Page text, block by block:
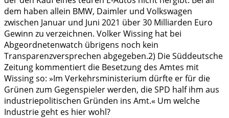
dem haben allein BMW, Daimler und Volkswagen
zwischen Januar und Juni 2021 über 30 Milliarden Euro
Gewinn zu verzeichnen. Volker Wissing hat bei
Abgeordnetenwatch übrigens noch kein
Transparenzversprechen abgegeben.2) Die Süddeutsche
Zeitung kommentiert die Besetzung des Amtes mit
Wissing so: »Im Verkehrsministerium dürfte er für die
Grünen zum Gegenspieler werden, die SPD half ihm aus
industriepolitischen Gründen ins Amt.« Um welche
Industrie geht es hier wohl?